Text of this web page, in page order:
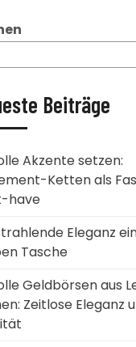
Beiträge
Akzente setzen:
Ketten als
have
Eleganz
Tasche
Geldbörsen aus
Zeitlose Eleganz